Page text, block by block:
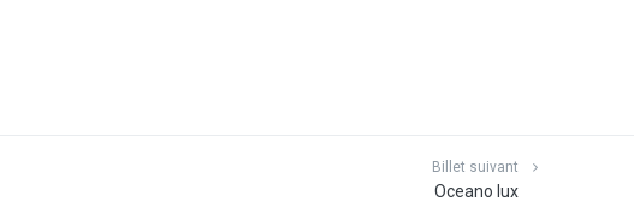
Billet suivant
Oceano lux